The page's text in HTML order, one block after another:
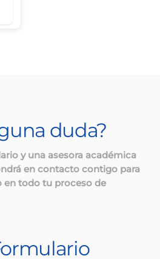
duda?
y una asesora académica
en contacto contigo para
en todo tu proceso de